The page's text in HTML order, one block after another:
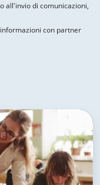
all'invio di comunicazioni,
con partner